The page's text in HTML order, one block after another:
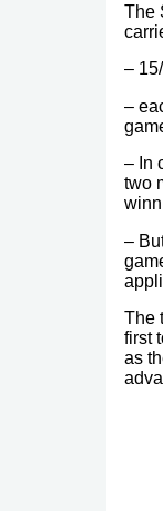
The
–
–
– In
two
–
The
first
as